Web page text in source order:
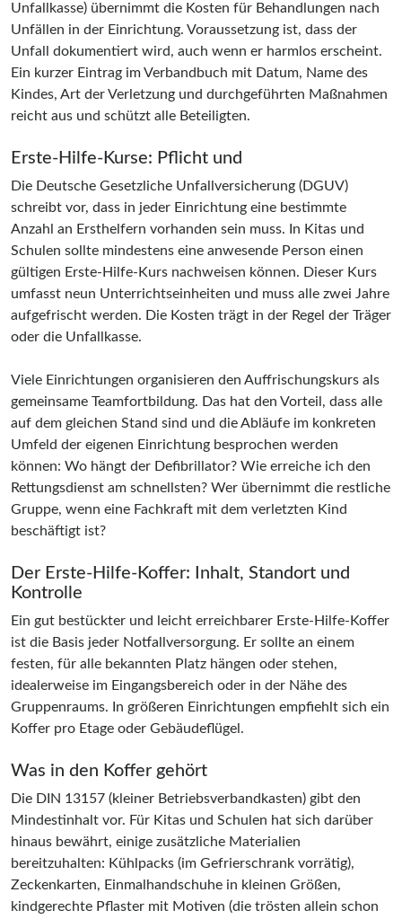
Unfallkasse) übernimmt die Kosten für Behandlungen nach
Unfällen in der Einrichtung. Voraussetzung ist, dass der
Unfall dokumentiert wird, auch wenn er harmlos erscheint.
Ein kurzer Eintrag im Verbandbuch mit Datum, Name des
Kindes, Art der Verletzung und durchgeführten Maßnahmen
reicht aus und schützt alle Beteiligten.
Erste-Hilfe-Kurse: Pflicht und
Die Deutsche Gesetzliche Unfallversicherung (DGUV)
schreibt vor, dass in jeder Einrichtung eine bestimmte
Anzahl an Ersthelfern vorhanden sein muss. In Kitas und
Schulen sollte mindestens eine anwesende Person einen
gültigen Erste-Hilfe-Kurs nachweisen können. Dieser Kurs
umfasst neun Unterrichtseinheiten und muss alle zwei Jahre
aufgefrischt werden. Die Kosten trägt in der Regel der Träger
oder die Unfallkasse.
Viele Einrichtungen organisieren den Auffrischungskurs als
gemeinsame Teamfortbildung. Das hat den Vorteil, dass alle
auf dem gleichen Stand sind und die Abläufe im konkreten
Umfeld der eigenen Einrichtung besprochen werden
können: Wo hängt der Defibrillator? Wie erreiche ich den
Rettungsdienst am schnellsten? Wer übernimmt die restliche
Gruppe, wenn eine Fachkraft mit dem verletzten Kind
beschäftigt ist?
Der Erste-Hilfe-Koffer: Inhalt, Standort und
Kontrolle
Ein gut bestückter und leicht erreichbarer Erste-Hilfe-Koffer
ist die Basis jeder Notfallversorgung. Er sollte an einem
festen, für alle bekannten Platz hängen oder stehen,
idealerweise im Eingangsbereich oder in der Nähe des
Gruppenraums. In größeren Einrichtungen empfiehlt sich ein
Koffer pro Etage oder Gebäudeflügel.
Was in den Koffer gehört
Die DIN 13157 (kleiner Betriebsverbandkasten) gibt den
Mindestinhalt vor. Für Kitas und Schulen hat sich darüber
hinaus bewährt, einige zusätzliche Materialien
bereitzuhalten: Kühlpacks (im Gefrierschrank vorrätig),
Zeckenkarten, Einmalhandschuhe in kleinen Größen,
kindgerechte Pflaster mit Motiven (die trösten allein schon